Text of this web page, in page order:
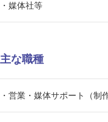
・媒体社等
主な職種
・営業・媒体サポート（制